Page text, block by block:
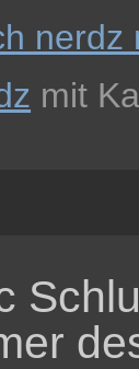
nerdz
mit